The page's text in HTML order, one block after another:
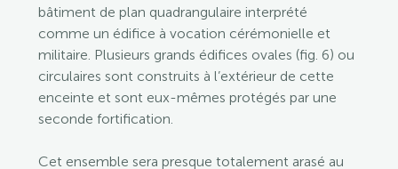
bâtiment de plan quadrangulaire interprété
comme un édifice à vocation cérémonielle et
militaire. Plusieurs grands édifices ovales (fig. 6) ou
circulaires sont construits à l’extérieur de cette
enceinte et sont eux-mêmes protégés par une
seconde fortification.
Cet ensemble sera presque totalement arasé au